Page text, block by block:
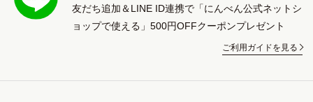
友だち追加＆LINE ID連携で「にんべん公式ネットシ
ョップで使える」500円OFFクーポンプレゼント
ご利用ガイドを見る